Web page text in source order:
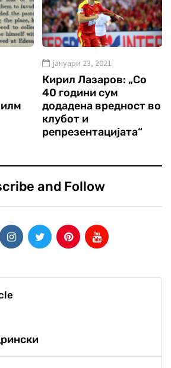
јануари 23, 2021
Кирил Лазаров: „Со
40 години сум
додадена вредност во
клубот и
репрезентацијата“
and Follow